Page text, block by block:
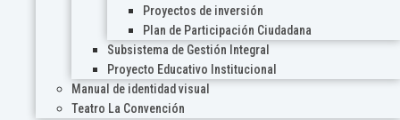
Proyectos de inversión
Plan de Participación Ciudadana
Subsistema de Gestión Integral
Proyecto Educativo Institucional
Manual de identidad visual
Teatro La Convención